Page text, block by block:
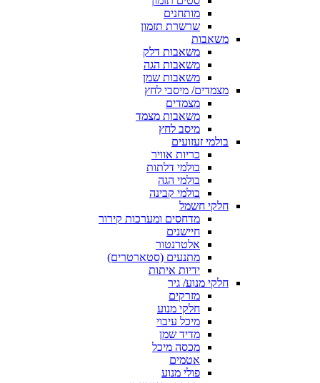
מותחנים
שרשרת תזמון
משאבות
משאבות דלק
משאבות הגה
משאבות שמן
מצמדים/ מיסבי לחץ
מצמדים
משאבות מצמד
מיסב לחץ
בולמי זעזועים
כריות אוויר
בולמי דלתות
בולמי הגה
בולמי קבינה
חלקי חשמל
מדחסים ומערכות קירור
חיישנים
אלטרנטור
מתנעים (סטארטרים)
ידיות איתות
חלקי מנוע/ גיר
מזרקים
חלקי מנוע
מיכל עיבוי
מדיד שמן
מכסה מיכל
אטמים
פולי מנוע